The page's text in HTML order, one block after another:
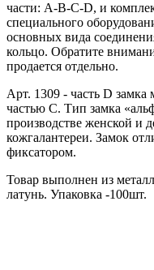
части: A-B-C-D, и
специального
основных вида
кольцо. Обратите
продается отдельно.
Арт. 1309 - часть D замка
частью С. Тип замка
производстве женской и
кожгалантереи. Замок
фиксатором.
Товар выполнен из
латунь. Упаковка -100шт.